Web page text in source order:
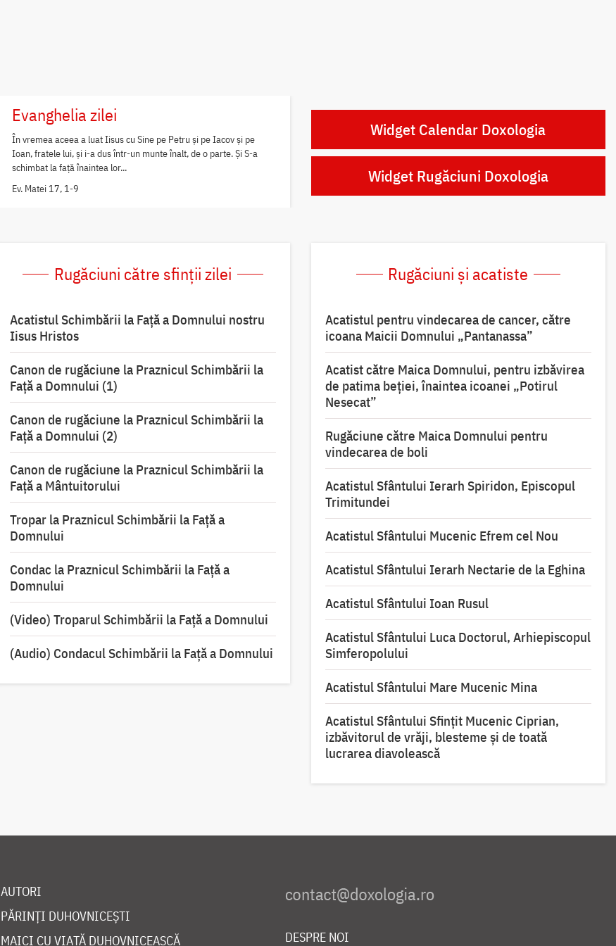
Evanghelia zilei
În vremea aceea a luat Iisus cu Sine pe Petru și pe Iacov și pe
Ioan, fratele lui, și i-a dus într-un munte înalt, de o parte. Și S-a
schimbat la față înaintea lor...
Ev. Matei 17, 1-9
Widget Calendar Doxologia
Widget Rugăciuni Doxologia
Rugăciuni către sfinții zilei
Acatistul Schimbării la Faţă a Domnului nostru
Iisus Hristos
Canon de rugăciune la Praznicul Schimbării la
Faţă a Domnului (1)
Canon de rugăciune la Praznicul Schimbării la
Faţă a Domnului (2)
Canon de rugăciune la Praznicul Schimbării la
Față a Mântuitorului
Tropar la Praznicul Schimbării la Faţă a
Domnului
Condac la Praznicul Schimbării la Faţă a
Domnului
(Video) Troparul Schimbării la Față a Domnului
(Audio) Condacul Schimbării la Față a Domnului
Rugăciuni și acatiste
Acatistul pentru vindecarea de cancer, către
icoana Maicii Domnului „Pantanassa”
Acatist către Maica Domnului, pentru izbăvirea
de patima beției, înaintea icoanei „Potirul
Nesecat”
Rugăciune către Maica Domnului pentru
vindecarea de boli
Acatistul Sfântului Ierarh Spiridon, Episcopul
Trimitundei
Acatistul Sfântului Mucenic Efrem cel Nou
Acatistul Sfântului Ierarh Nectarie de la Eghina
Acatistul Sfântului Ioan Rusul
Acatistul Sfântului Luca Doctorul, Arhiepiscopul
Simferopolului
Acatistul Sfântului Mare Mucenic Mina
Acatistul Sfântului Sfințit Mucenic Ciprian,
izbăvitorul de vrăji, blesteme și de toată
lucrarea diavolească
AUTORI
PĂRINȚI DUHOVNICEȘTI
MAICI CU VIAȚĂ DUHOVNICEASCĂ
DESPRE NOI